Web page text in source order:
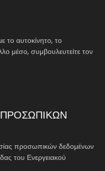
το αυτοκίνητο, το
μέσο, συμβουλευτείτε τον
ΠΡΟΣΩΠΙΚΩΝ
προσωπικών δεδομένων
του Ενεργειακού